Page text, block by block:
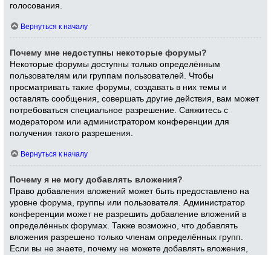
голосования.
Вернуться к началу
Почему мне недоступны некоторые форумы?
Некоторые форумы доступны только определённым
пользователям или группам пользователей. Чтобы
просматривать такие форумы, создавать в них темы и
оставлять сообщения, совершать другие действия, вам может
потребоваться специальное разрешение. Свяжитесь с
модератором или администратором конференции для
получения такого разрешения.
Вернуться к началу
Почему я не могу добавлять вложения?
Право добавления вложений может быть предоставлено на
уровне форума, группы или пользователя. Администратор
конференции может не разрешить добавление вложений в
определённых форумах. Также возможно, что добавлять
вложения разрешено только членам определённых групп.
Если вы не знаете, почему не можете добавлять вложения,